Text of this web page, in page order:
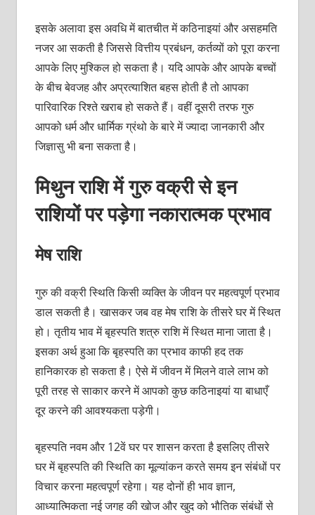
इसके अलावा इस अवधि में बातचीत में कठिनाइयां और असहमति
नजर आ सकती है जिससे वित्तीय प्रबंधन, कर्तव्यों को पूरा करना
आपके लिए मुश्किल हो सकता है। यदि आपके और आपके बच्चों
के बीच बेवजह और अप्रत्याशित बहस होती है तो आपका
पारिवारिक रिश्ते खराब हो सकते हैं। वहीं दूसरी तरफ गुरु
आपको धर्म और धार्मिक ग्रंथो के बारे में ज्यादा जानकारी और
जिज्ञासु भी बना सकता है।
मिथुन राशि मेंगुरुवक्री से इन
राशियों पर पड़ेगा नकारात्मक प्रभाव
मेष राशि
गुरु की वक्री स्थिति किसी व्यक्ति के जीवन पर महत्वपूर्ण प्रभाव
डाल सकती है। खासकर जब वह मेष राशि के तीसरे घर में स्थित
हो। तृतीय भाव में बृहस्पति शत्रु राशि में स्थित माना जाता है।
इसका अर्थ हुआ कि बृहस्पति का प्रभाव काफी हद तक
हानिकारक हो सकता है। ऐसे में जीवन में मिलने वाले लाभ को
पूरी तरह से साकार करने में आपको कुछ कठिनाइयां या बाधाएँ
दूर करने की आवश्यकता पड़ेगी।
बृहस्पति नवम और 12वें घर पर शासन करता है इसलिए तीसरे
घर में बृहस्पति की स्थिति का मूल्यांकन करते समय इन संबंधों पर
विचार करना महत्वपूर्ण रहेगा। यह दोनों ही भाव ज्ञान,
आध्यात्मिकता नई जगह की खोज और खुद को भौतिक संबंधों से